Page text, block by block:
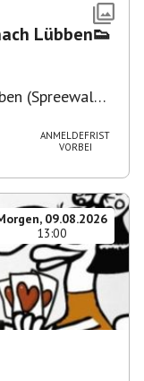
Lübben👟
(Spreewald),
ANMELDEFRIST
VORBEI
09.08.2026
13:00